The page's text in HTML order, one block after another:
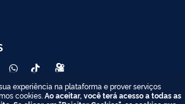
experiência na plataforma e prover serviços
cookies. Ao aceitar, você terá acesso a todas as